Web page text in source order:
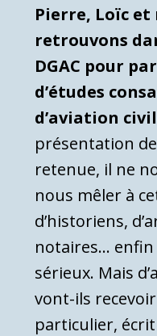
Pierre, Loïc et
retrouvons
DGAC pour
d’études
d’aviation
présentation
retenue, il ne
nous mêler à
d’historiens,
notaires… enfin
sérieux. Mais
vont-ils
particulier,